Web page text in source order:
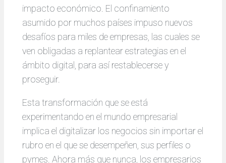
impacto económico. El confinamiento
asumido por muchos países impuso nuevos
desafíos para miles de empresas, las cuales se
ven obligadas a replantear estrategias en el
ámbito digital, para así restablecerse y
proseguir.
Esta transformación que se está
experimentando en el mundo empresarial
implica el digitalizar los negocios sin importar el
rubro en el que se desempeñen, sus perfiles o
pymes. Ahora más que nunca, los empresarios